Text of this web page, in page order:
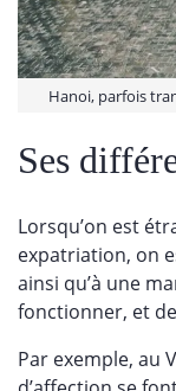
Hanoi, parfois
Ses
Lorsqu’on est
expatriation, on
ainsi qu’à une
fonctionner, et
Par exemple, au